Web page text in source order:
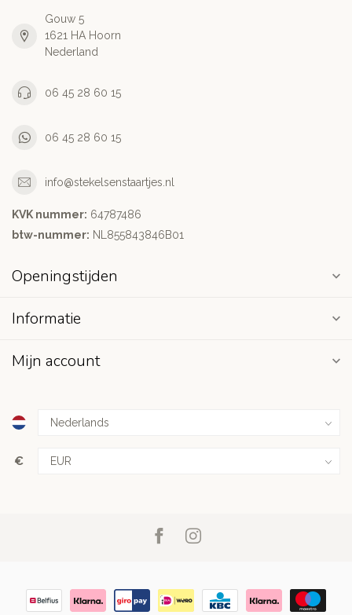
Gouw 5
1621 HA Hoorn
Nederland
06 45 28 60 15
06 45 28 60 15
info@stekelsenstaartjes.nl
KVK nummer: 64787486
btw-nummer: NL855843846B01
Openingstijden
Informatie
Mijn account
€